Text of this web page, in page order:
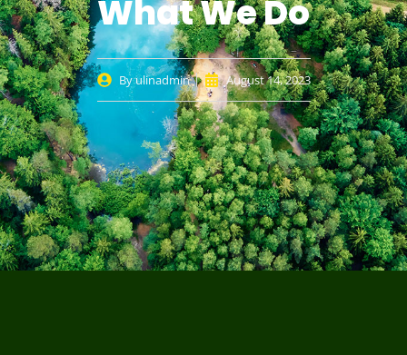
What We Do
Byulinadmin August 14, 2023